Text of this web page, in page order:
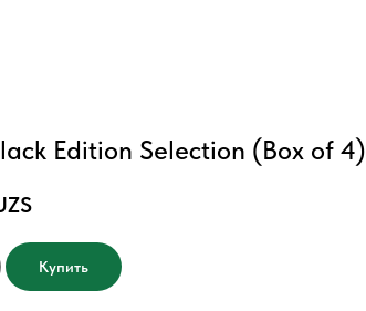
Edition Selection (Box of 4)
Купить